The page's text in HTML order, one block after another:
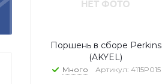
Поршень в сборе Perkins
(AKYEL)
Много Артикул: 4115P015